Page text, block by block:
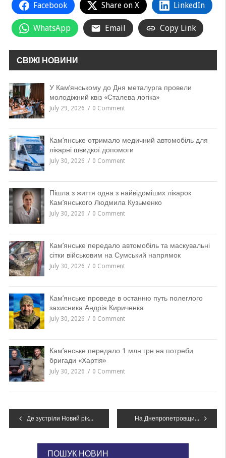
Facebook Share on X LinkedIn
WhatsApp Email Copy Link
СВІЖІ НОВИНИ
У Кам’янському до Дня металурга провели
молодіжний квіз «Сталева логіка»
July 29, 2026 0 Comment
Кам’янське отримало медичний автомобіль для
лікарні швидкої допомоги
July 30, 2026 0 Comment
Пішла з життя одна з найвідоміших лікарок
Кам’янського Людмила Кузьменко
July 30, 2026 0 Comment
Кам’янське передало автомобіль та маскувальні
сітки військовим на Сумський напрямок
July 30, 2026 0 Comment
Кам’янське проведе в останню путь полеглого
захисника Андрія Кириченка
July 30, 2026 0 Comment
Кам’янське передало 1 млн грн на потреби
бригади «Хартія»
July 30, 2026 0 Comment
Навігація
Де зустріли Новий рік Тимошенко, Медведчук та Вакарчук? На Днепропетровщине обнаружили автомобили, незаконно загруженные древесиной, – ФОТО
ПОШУК НОВИН